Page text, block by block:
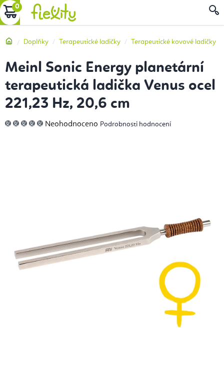
Přejít
na
NÁKUPNÍ
DomůDoplňky Terapeutické ladičky Terapeutické kovové ladičky
Meinl Sonic Energy planetární
terapeutická ladička Venus ocel
221,23 Hz, 20,6 cm
Průměrné
hodnocení
Neohodnoceno Podrobnosti hodnocení